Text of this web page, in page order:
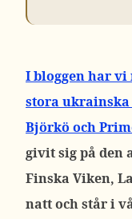
I bloggen har
stora
Björkö och
givit sig på den
Finska Viken,
natt och står i